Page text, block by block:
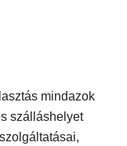
mindazok
szálláshelyet